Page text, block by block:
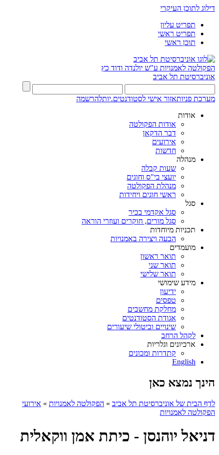
דילוג לתוכן העיקרי
תפריט עליון
תפריט ראשי
תוכן ראשי
הפקולטה לאמנויות ע"ש יולנדה ודוד כץ
אוניברסיטת תל אביב
מערכת פניותאזור אישי לסטודנטים.יותלהרשמה
אודות
אודות הפקולטה
דבר הדקאן
אירועים
חדשות
מנהלה
שעות קבלה
יועצי בי"ס וחוגים
מנהלת הפקולטה
ראשי חוגים ויחידות
סגל
סגל אקדמי בכיר
סגל מורים, חוקרים ועוזרי הוראה
תכניות מיוחדות
הבעה ויצירה באמנויות
מועמדים
תואר ראשון
תואר שני
תואר שלישי
מידע שימושי
ידיעון
טפסים
מחלקת מחשבים
אגודת הסטודנטים
שינויים וביטולי שיעורים
לקהל הרחב
ארכיונים וגלריות
קתדרות ומכונים
English
הינך נמצא כאן
לדף הבית של אוניברסיטת תל אביב » הפקולטה לאמנויות » אירועי
הפקולטה לאמנויות
דניאל יוהנסן - כיתת אמן ווקאלית